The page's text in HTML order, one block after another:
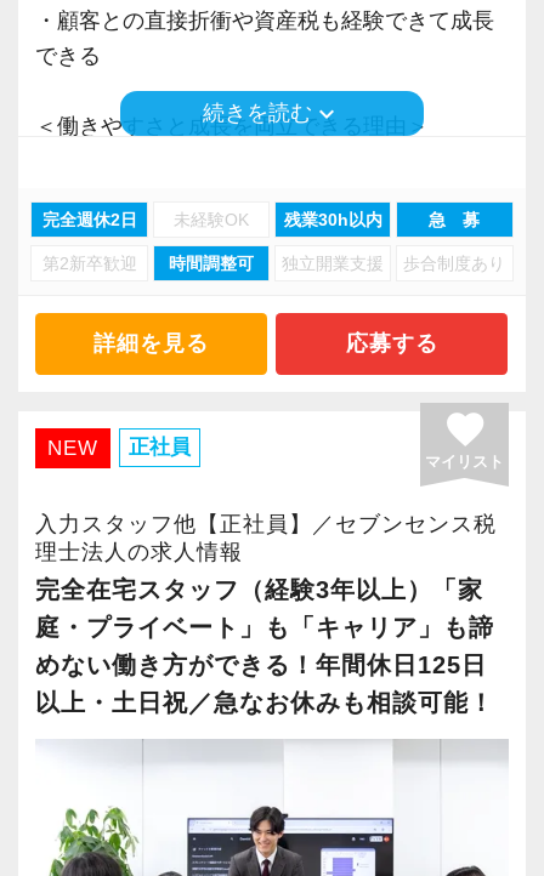
・顧客との直接折衝や資産税も経験できて成長
できる
＜働きやすさと成長を両立できる理由＞
・分業体制で業務負担を軽減
・顧客対応や提案業務に集中可能
・資産税や相続など専門性の高い案件あり
・経験値が自然と積み上がる環境
・有給取得率90％以上
・繁忙期も月30～40h程度
・男性の育休取得率100％
・テレワーク導入済み
・全席デュアルモニタ完備
＜幅広い経験・成長環境＞
・9割が紹介の安定基盤
・個人～大企業まで幅広く経験可能
・税務顧問＋資産税に関与
続きを読むkeyboard_arrow_down
完全週休2日 未経験OK 残業30h以内 急 募
第2新卒歓迎 時間調整可 独立開業支援 歩合制度あり
詳細を見る 応募する
NEW 正社員 favorite
マイリスト
入力スタッフ他【正社員】／セブンセンス税
理士法人の求人情報
完全在宅スタッフ（経験3年以上）「家
庭・プライベート」も「キャリア」も諦
めない働き方ができる！年間休日125日
以上・土日祝／急なお休みも相談可能！